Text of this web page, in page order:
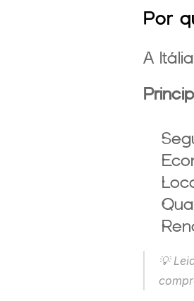
Por
A
💡